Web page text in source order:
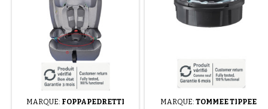
MARQUE: FOPPAPEDRETTI MARQUE: TOMMEE TIPPEE